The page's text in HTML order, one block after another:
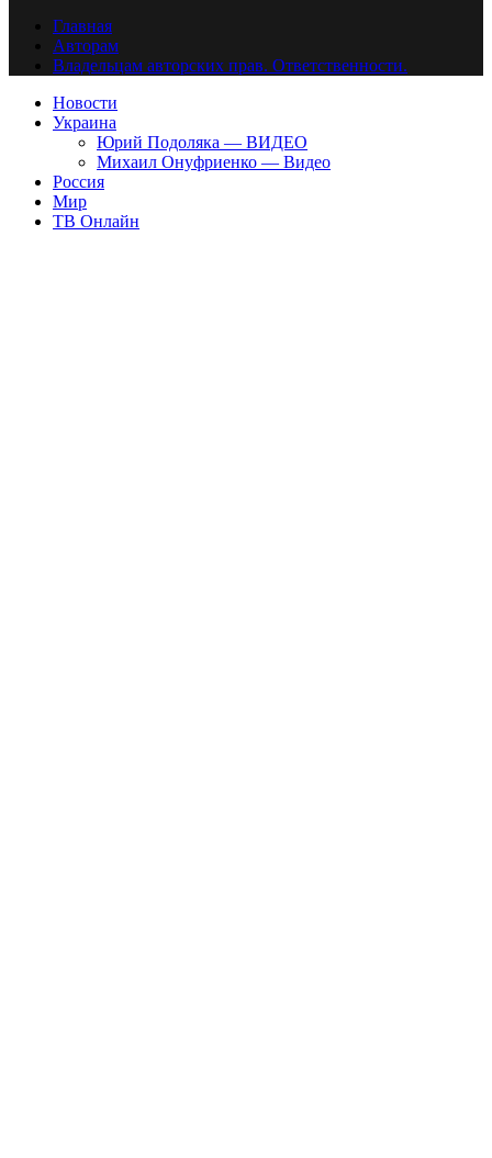
Главная
Авторам
Владельцам авторских прав. Ответственности.
Новости
Украина
Юрий Подоляка — ВИДЕО
Михаил Онуфриенко — Видео
Россия
Мир
ТВ Онлайн